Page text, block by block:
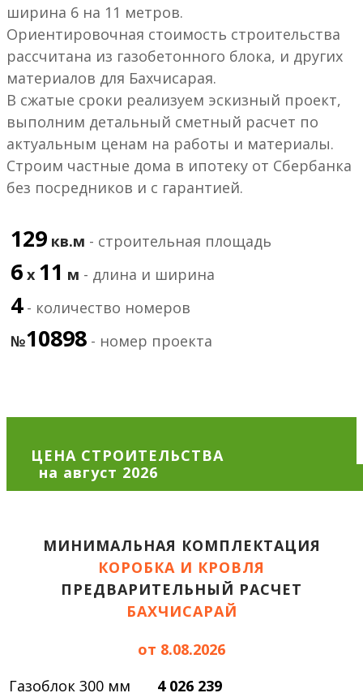
ширина 6 на 11 метров.
Ориентировочная стоимость строительства
рассчитана из газобетонного блока, и других
материалов для Бахчисарая.
В сжатые сроки реализуем эскизный проект,
выполним детальный сметный расчет по
актуальным ценам на работы и материалы.
Строим частные дома в ипотеку от Сбербанка
без посредников и с гарантией.
129 кв.м - строительная площадь
6 х 11 м - длина и ширина
4- количество номеров
№10898 - номер проекта
ЦЕНА СТРОИТЕЛЬСТВА
МИНИМАЛЬНАЯ КОМПЛЕКТАЦИЯ
КОРОБКА И КРОВЛЯ
ПРЕДВАРИТЕЛЬНЫЙ РАСЧЕТ
БАХЧИСАРАЙ
от 8.08.2026
Газоблок 300 мм
4 026 239